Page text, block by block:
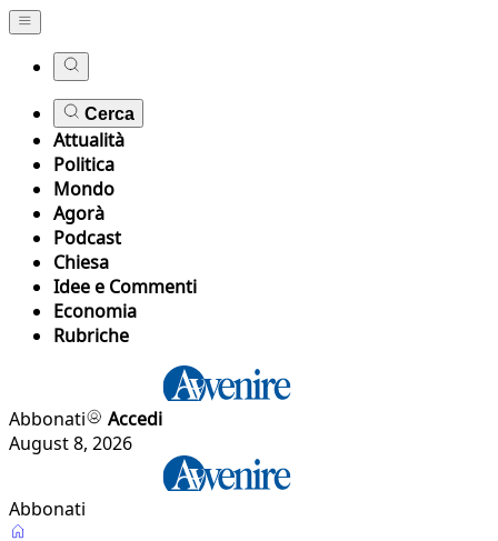
Cerca
Attualità
Politica
Mondo
Agorà
Podcast
Chiesa
Idee e Commenti
Economia
Rubriche
Abbonati
Accedi
August 8, 2026
Abbonati